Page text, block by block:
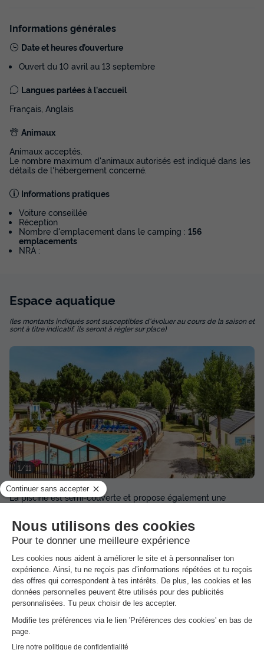
Informations générales
Date et heures d’ouverture
Ouvert du 10 avril au 13 septembre
Langues parlées à l'accueil
Français, Anglais
Animaux
Animaux acceptés.
Le nombre maximum d'animaux autorisés est indiqué dans les
détails de l'hébergement concerné.
Informations pratiques
Voiture conseillée
Réception
Nombre d'emplacement dans le camping : 156
emplacements
NRA :
Espace aquatique
(les montants indiqués sont susceptibles d'évoluer au cours de la saison et
sont à titre indicatif, ils seront à régler sur place)
1/11
La piscine est semi-couverte et propose également une
pataugeoire pour les plus petits.
Dansl'établissement
Parasols
Couverte et découvrable chauffée
Ouvert toute la saison
Avec pataugeoire
Gratuit